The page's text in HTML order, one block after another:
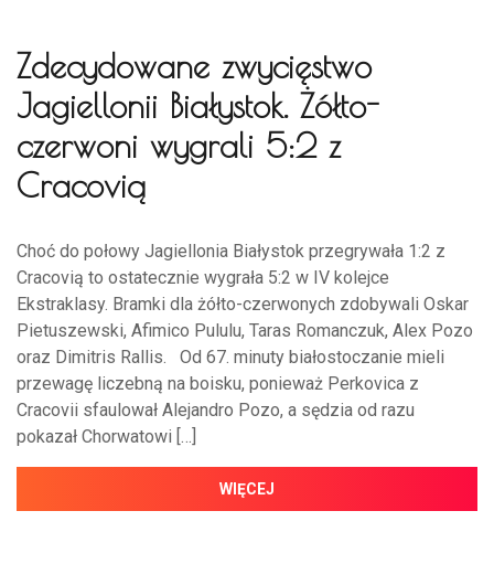
Zdecydowane zwycięstwo
Jagiellonii Białystok. Żółto-
czerwoni wygrali 5:2 z
Cracovią
Choć do połowy Jagiellonia Białystok przegrywała 1:2 z
Cracovią to ostatecznie wygrała 5:2 w IV kolejce
Ekstraklasy. Bramki dla żółto-czerwonych zdobywali Oskar
Pietuszewski, Afimico Pululu, Taras Romanczuk, Alex Pozo
oraz Dimitris Rallis. Od 67. minuty białostoczanie mieli
przewagę liczebną na boisku, ponieważ Perkovica z
Cracovii sfaulował Alejandro Pozo, a sędzia od razu
pokazał Chorwatowi […]
WIĘCEJ